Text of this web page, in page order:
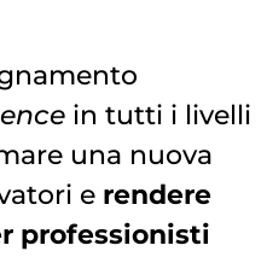
in tutti i livelli
una nuova
e rendere
professionisti